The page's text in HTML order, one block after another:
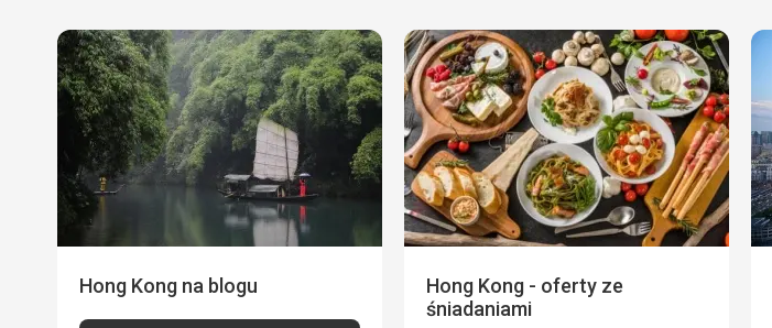
Hong Kong na blogu
Hong Kong - oferty ze
śniadaniami